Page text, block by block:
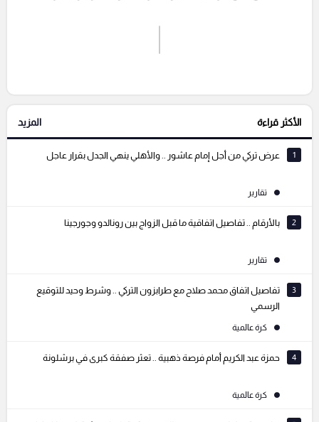
إرسال تعليق
التعليقات السابقة
الأكثر قراءة المزيد
1 عرض تركي من أجل إمام عاشور .. والأهلي ينهي الجدل بقرار عاجل
تقارير
2 بالأرقام .. تفاصيل اتفاقية ما قبل الزواج بين رونالدو وجورجينا
تقارير
3
تفاصيل اتفاق محمد صلاح مع طرابزون التركي .. وشرط وحيد للتوقيع
الرسمي
كرة عالمية
4 حمزة عبد الكريم أمام فرصة ذهبية .. تعثر صفقة كبرى في برشلونة
كرة عالمية